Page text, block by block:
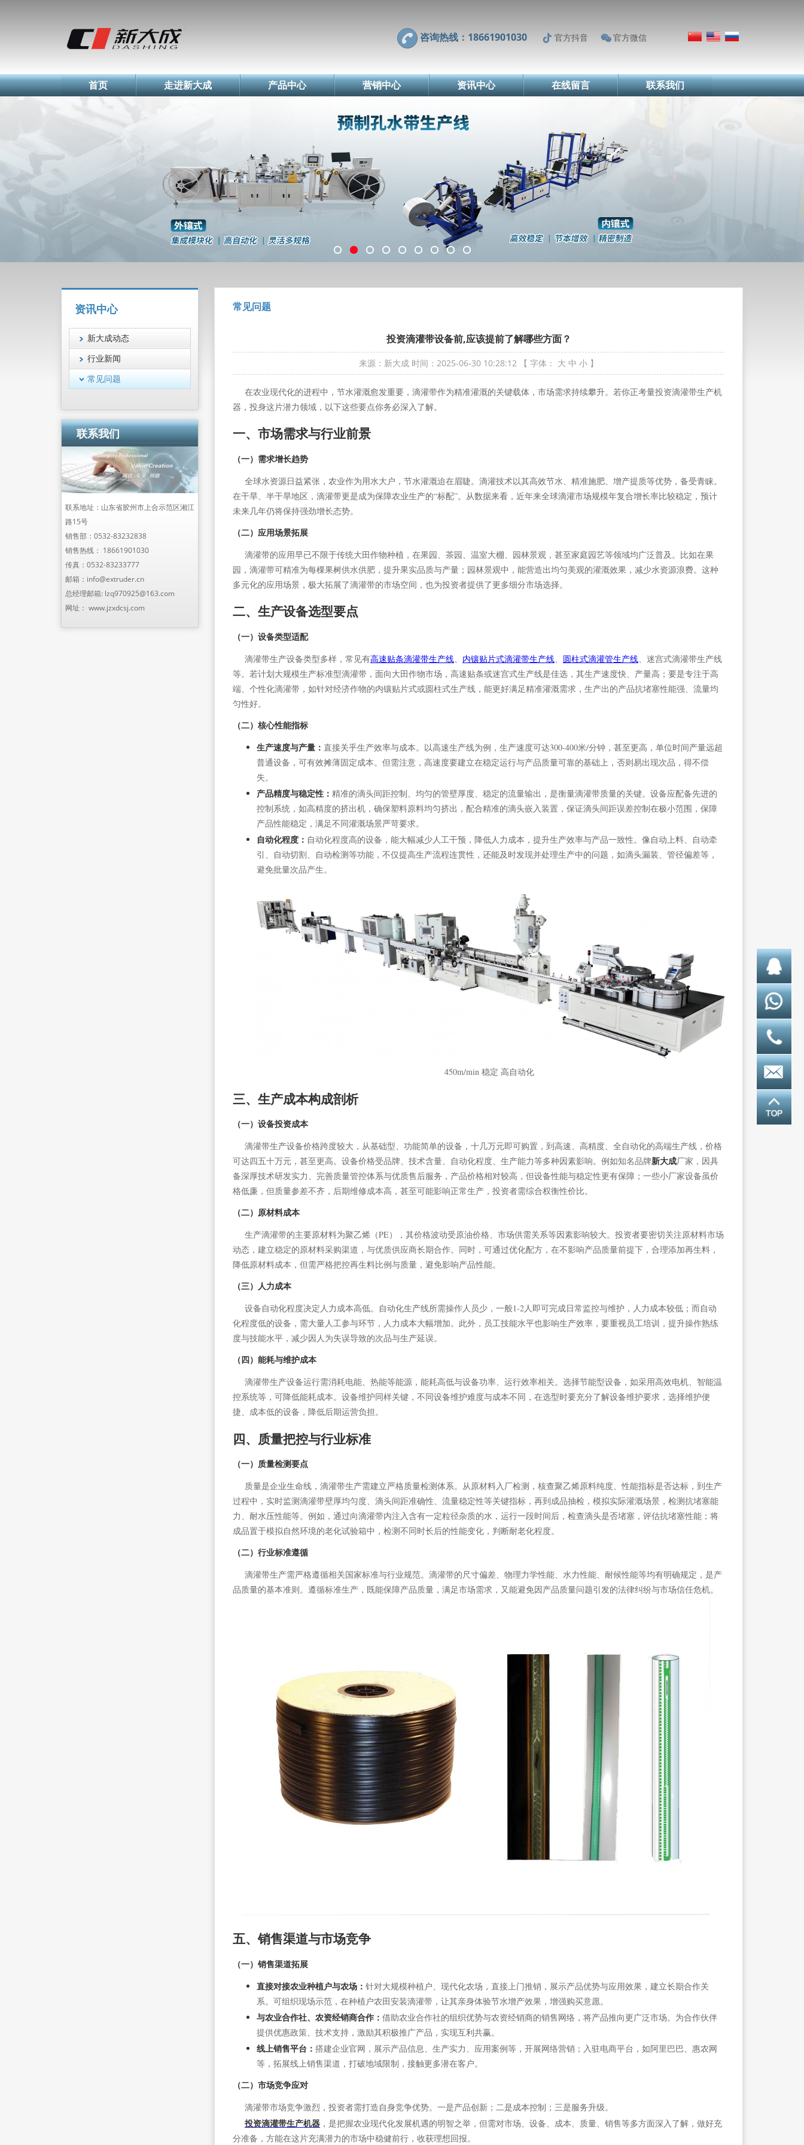
咨询热线：18661901030 官方抖音 官方微信
简体中文EnglishРусский
首页 走进新大成 产品中心 营销中心 资讯中心 在线留言 联系我们
常见问题
投资滴灌带设备前,应该提前了解哪些方面？
来源：新大成 时间：2025-06-30 10:28:12 【 字体： 大 中 小 】
在农业现代化的进程中，节水灌溉愈发重要，滴灌带作为精准灌溉的关键载体，市场需求持续攀升。若你正考量投资滴灌带生产机
器，投身这片潜力领域，以下这些要点你务必深入了解。
一、市场需求与行业前景
（一）需求增长趋势
全球水资源日益紧张，农业作为用水大户，节水灌溉迫在眉睫。滴灌技术以其高效节水、精准施肥、增产提质等优势，备受青睐。
在干旱、半干旱地区，滴灌带更是成为保障农业生产的“标配”。从数据来看，近年来全球滴灌市场规模年复合增长率比较稳定，预计
未来几年仍将保持强劲增长态势。
（二）应用场景拓展
滴灌带的应用早已不限于传统大田作物种植，在果园、茶园、温室大棚、园林景观，甚至家庭园艺等领域均广泛普及。比如在果
园，滴灌带可精准为每棵果树供水供肥，提升果实品质与产量；园林景观中，能营造出均匀美观的灌溉效果，减少水资源浪费。这种
多元化的应用场景，极大拓展了滴灌带的市场空间，也为投资者提供了更多细分市场选择。
二、生产设备选型要点
（一）设备类型适配
滴灌带生产设备类型多样，常见有高速贴条滴灌带生产线 内镶贴片式滴灌带生产线 圆柱式滴灌管生产线 、迷宫式滴灌带生产线
等。若计划大规模生产标准型滴灌带，面向大田作物市场，高速贴条或迷宫式生产线是佳选，其生产速度快、产量高；要是专注于高
端、个性化滴灌带，如针对经济作物的内镶贴片式或圆柱式生产线，能更好满足精准灌溉需求，生产出的产品抗堵塞性能强、流量均
匀性好。
（二）核心性能指标
生产速度与产量： 直接关乎生产效率与成本。以高速生产线为例，生产速度可达300-400米/分钟，甚至更高，单位时间产量远超
普通设备，可有效摊薄固定成本。但需注意，高速度要建立在稳定运行与产品质量可靠的基础上，否则易出现次品，得不偿
失。
产品精度与稳定性： 精准的滴头间距控制、均匀的管壁厚度、稳定的流量输出，是衡量滴灌带质量的关键。设备应配备先进的
控制系统，如高精度的挤出机，确保塑料原料均匀挤出，配合精准的滴头嵌入装置，保证滴头间距误差控制在极小范围，保障
产品性能稳定，满足不同灌溉场景严苛要求。
自动化程度： 自动化程度高的设备，能大幅减少人工干预，降低人力成本，提升生产效率与产品一致性。像自动上料、自动牵
引、自动切割、自动检测等功能，不仅提高生产流程连贯性，还能及时发现并处理生产中的问题，如滴头漏装、管径偏差等，
避免批量次品产生。
450m/min 稳定 高自动化
三、生产成本构成剖析
（一）设备投资成本
滴灌带生产设备价格跨度较大，从基础型、功能简单的设备，十几万元即可购置，到高速、高精度、全自动化的高端生产线，价格
可达四五十万元，甚至更高。设备价格受品牌、技术含量、自动化程度、生产能力等多种因素影响。例如知名品牌新大成厂家，因具
备深厚技术研发实力、完善质量管控体系与优质售后服务，产品价格相对较高，但设备性能与稳定性更有保障；一些小厂家设备虽价
格低廉，但质量参差不齐，后期维修成本高，甚至可能影响正常生产，投资者需综合权衡性价比。
（二）原材料成本
生产滴灌带的主要原材料为聚乙烯（PE），其价格波动受原油价格、市场供需关系等因素影响较大。投资者要密切关注原材料市场
动态，建立稳定的原材料采购渠道，与优质供应商长期合作。同时，可通过优化配方，在不影响产品质量前提下，合理添加再生料，
降低原材料成本，但需严格把控再生料比例与质量，避免影响产品性能。
（三）人力成本
设备自动化程度决定人力成本高低。自动化生产线所需操作人员少，一般1-2人即可完成日常监控与维护，人力成本较低；而自动
化程度低的设备，需大量人工参与环节，人力成本大幅增加。此外，员工技能水平也影响生产效率，要重视员工培训，提升操作熟练
度与技能水平，减少因人为失误导致的次品与生产延误。
（四）能耗与维护成本
滴灌带生产设备运行需消耗电能、热能等能源，能耗高低与设备功率、运行效率相关。选择节能型设备，如采用高效电机、智能温
控系统等，可降低能耗成本。设备维护同样关键，不同设备维护难度与成本不同，在选型时要充分了解设备维护要求，选择维护便
捷、成本低的设备，降低后期运营负担。
四、质量把控与行业标准
（一）质量检测要点
质量是企业生命线，滴灌带生产需建立严格质量检测体系。从原材料入厂检测，核查聚乙烯原料纯度、性能指标是否达标，到生产
过程中，实时监测滴灌带壁厚均匀度、滴头间距准确性、流量稳定性等关键指标，再到成品抽检，模拟实际灌溉场景，检测抗堵塞能
力、耐水压性能等。例如，通过向滴灌带内注入含有一定粒径杂质的水，运行一段时间后，检查滴头是否堵塞，评估抗堵塞性能；将
成品置于模拟自然环境的老化试验箱中，检测不同时长后的性能变化，判断耐老化程度。
（二）行业标准遵循
滴灌带生产需严格遵循相关国家标准与行业规范。滴灌带的尺寸偏差、物理力学性能、水力性能、耐候性能等均有明确规定，是产
品质量的基本准则。遵循标准生产，既能保障产品质量，满足市场需求，又能避免因产品质量问题引发的法律纠纷与市场信任危机。
五、销售渠道与市场竞争
（一）销售渠道拓展
直接对接农业种植户与农场： 针对大规模种植户、现代化农场，直接上门推销，展示产品优势与应用效果，建立长期合作关
系。可组织现场示范，在种植户农田安装滴灌带，让其亲身体验节水增产效果，增强购买意愿。
与农业合作社、农资经销商合作： 借助农业合作社的组织优势与农资经销商的销售网络，将产品推向更广泛市场。为合作伙伴
提供优惠政策、技术支持，激励其积极推广产品，实现互利共赢。
线上销售平台： 搭建企业官网，展示产品信息、生产实力、应用案例等，开展网络营销；入驻电商平台，如阿里巴巴、惠农网
等，拓展线上销售渠道，打破地域限制，接触更多潜在客户。
（二）市场竞争应对
滴灌带市场竞争激烈，投资者需打造自身竞争优势。一是产品创新；二是成本控制；三是服务升级。
投资滴灌带生产机器 ，是把握农业现代化发展机遇的明智之举，但需对市场、设备、成本、质量、销售等多方面深入了解，做好充
分准备，方能在这片充满潜力的市场中稳健前行，收获理想回报。
资讯中心
新大成动态
行业新闻
常见问题
联系我们
联系地址：山东省胶州市上合示范区湘江
路15号
销售部： 0532-83232838
销售热线： 18661901030
传真：0532-83233777
邮箱： info@extruder.cn
总经理邮箱: lzq970925@163.com
网址： www.jzxdcsj.com